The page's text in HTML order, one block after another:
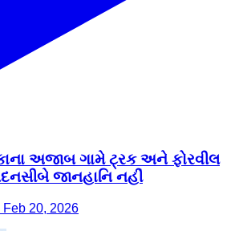
અજાબ ગામે ટ્રક અને ફોરવીલ
જાનહાનિ નહીં
Feb 20, 2026